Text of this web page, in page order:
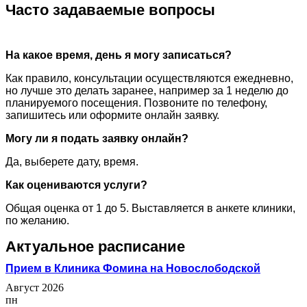
Часто задаваемые вопросы
На какое время, день я могу записаться?
Как правило, консультации осуществляются ежедневно,
но лучше это делать заранее, например за 1 неделю до
планируемого посещения. Позвоните по телефону,
запишитесь или оформите онлайн заявку.
Могу ли я подать заявку онлайн?
Да, выберете дату, время.
Как оцениваются услуги?
Общая оценка от 1 до 5. Выставляется в анкете клиники,
по желанию.
Актуальное расписание
Прием в Клиника Фомина на Новослободской
Август 2026
пн